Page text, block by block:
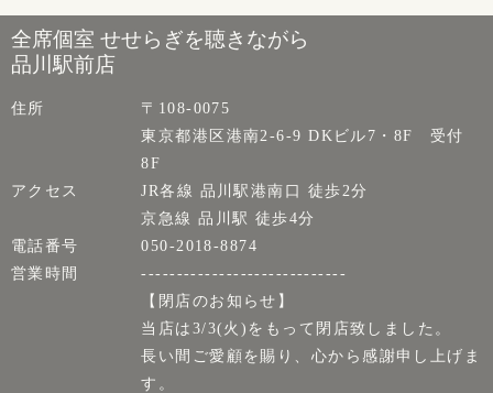
全席個室 せせらぎを聴きながら
品川駅前店
住所
〒108-0075
東京都港区港南2-6-9 DKビル7・8F 受付
8F
アクセス
JR各線 品川駅港南口 徒歩2分
京急線 品川駅 徒歩4分
電話番号
050-2018-8874
営業時間
-----------------------------
【閉店のお知らせ】
当店は3/3(火)をもって閉店致しました。
長い間ご愛顧を賜り、心から感謝申し上げま
す。